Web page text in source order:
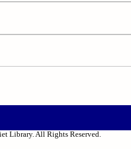
Library. All Rights Reserved.